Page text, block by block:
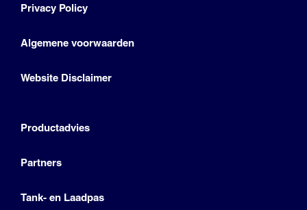
Privacy Policy
Algemene voorwaarden
Website Disclaimer
Productadvies
Partners
Tank- en Laadpas